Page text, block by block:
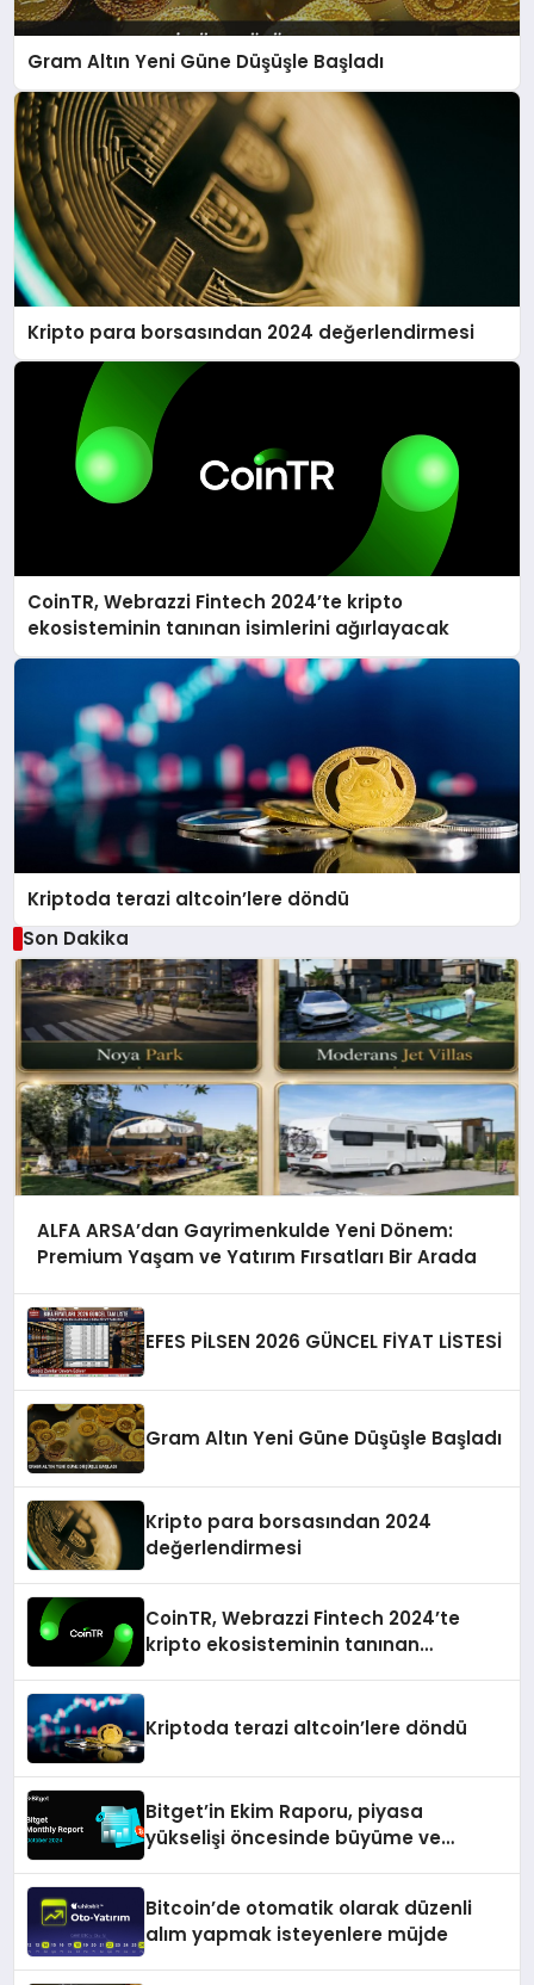
Gram Altın Yeni Güne Düşüşle Başladı
Kripto para borsasından 2024 değerlendirmesi
CoinTR, Webrazzi Fintech 2024’te kripto
ekosisteminin tanınan isimlerini ağırlayacak
Kriptoda terazi altcoin’lere döndü
Son Dakika
ALFA ARSA’dan Gayrimenkulde Yeni Dönem:
Premium Yaşam ve Yatırım Fırsatları Bir Arada
EFES PİLSEN 2026 GÜNCEL FİYAT LİSTESİ
Gram Altın Yeni Güne Düşüşle Başladı
Kripto para borsasından 2024
değerlendirmesi
CoinTR, Webrazzi Fintech 2024’te
kripto ekosisteminin tanınan
Kriptoda terazi altcoin’lere döndü
Bitget’in Ekim Raporu, piyasa
yükselişi öncesinde büyüme ve
Bitcoin’de otomatik olarak düzenli
alım yapmak isteyenlere müjde